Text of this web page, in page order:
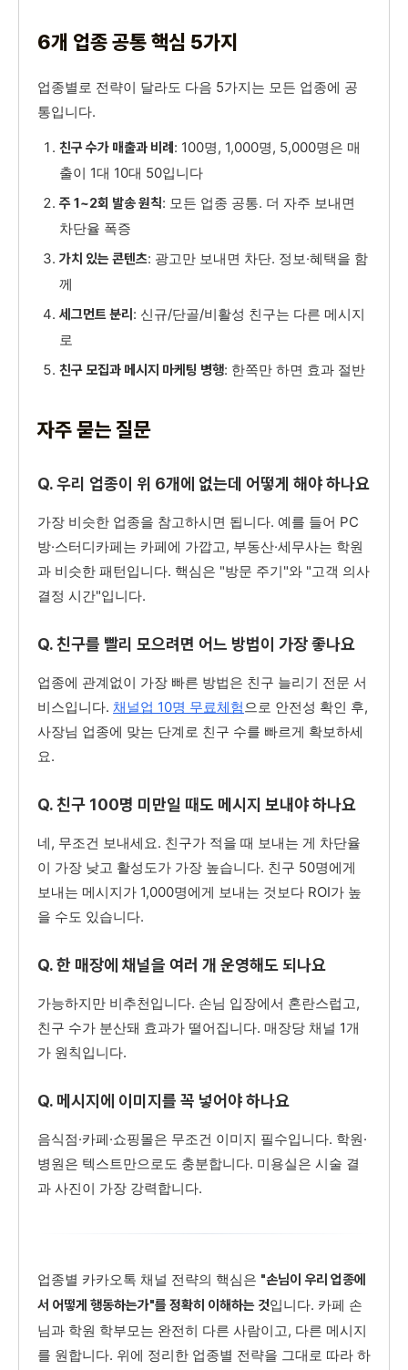
6개 업종 공통 핵심 5가지
업종별로 전략이 달라도 다음 5가지는 모든 업종에 공
통입니다.
친구 수가 매출과 비례 : 100명, 1,000명, 5,000명은 매
출이 1대 10대 50입니다
주 1~2회 발송 원칙: 모든 업종 공통. 더 자주 보내면
차단율 폭증
가치 있는 콘텐츠: 광고만 보내면 차단. 정보·혜택을 함
께
세그먼트 분리 : 신규/단골/비활성 친구는 다른 메시지
로
친구 모집과 메시지 마케팅 병행: 한쪽만 하면 효과 절반
자주 묻는 질문
Q. 우리 업종이 위 6개에 없는데 어떻게 해야 하나요
가장 비슷한 업종을 참고하시면 됩니다. 예를 들어 PC
방·스터디카페는 카페에 가깝고, 부동산·세무사는 학원
과 비슷한 패턴입니다. 핵심은 "방문 주기"와 "고객 의사
결정 시간"입니다.
Q. 친구를 빨리 모으려면 어느 방법이 가장 좋나요
업종에 관계없이 가장 빠른 방법은 친구 늘리기 전문 서
비스입니다. 채널업 10명 무료체험으로 안전성 확인 후,
사장님 업종에 맞는 단계로 친구 수를 빠르게 확보하세
요.
Q. 친구 100명 미만일 때도 메시지 보내야 하나요
네, 무조건 보내세요. 친구가 적을 때 보내는 게 차단율
이 가장 낮고 활성도가 가장 높습니다. 친구 50명에게
보내는 메시지가 1,000명에게 보내는 것보다 ROI가 높
을 수도 있습니다.
Q. 한 매장에 채널을 여러 개 운영해도 되나요
가능하지만 비추천입니다. 손님 입장에서 혼란스럽고,
친구 수가 분산돼 효과가 떨어집니다. 매장당 채널 1개
가 원칙입니다.
Q. 메시지에 이미지를 꼭 넣어야 하나요
음식점·카페·쇼핑몰은 무조건 이미지 필수입니다. 학원·
병원은 텍스트만으로도 충분합니다. 미용실은 시술 결
과 사진이 가장 강력합니다.
업종별 카카오톡 채널 전략의 핵심은 "손님이 우리 업종에
서 어떻게 행동하는가"를 정확히 이해하는 것입니다. 카페 손
님과 학원 학부모는 완전히 다른 사람이고, 다른 메시지
를 원합니다. 위에 정리한 업종별 전략을 그대로 따라 하